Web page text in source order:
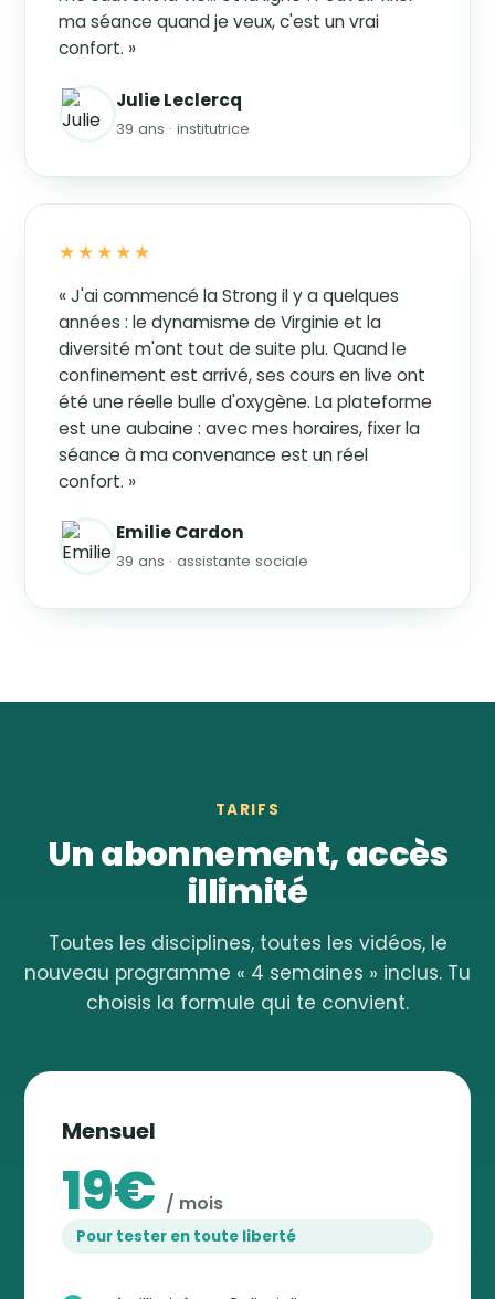
ma séance quand je veux, c'est un vrai
confort. »
Julie Leclercq
39 ans · institutrice
★★★★★
« J'ai commencé la Strong il y a quelques
années : le dynamisme de Virginie et la
diversité m'ont tout de suite plu. Quand le
confinement est arrivé, ses cours en live ont
été une réelle bulle d'oxygène. La plateforme
est une aubaine : avec mes horaires, fixer la
séance à ma convenance est un réel
confort. »
Emilie Cardon
39 ans · assistante sociale
TARIFS
Un abonnement, accès
illimité
Toutes les disciplines, toutes les vidéos, le
nouveau programme « 4 semaines » inclus. Tu
choisis la formule qui te convient.
Mensuel
19€ / mois
Pour tester en toute liberté